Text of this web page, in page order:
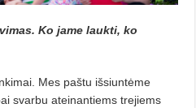
Ko jame laukti, ko
Mes paštu išsiuntėme
svarbu ateinantiems trejiems